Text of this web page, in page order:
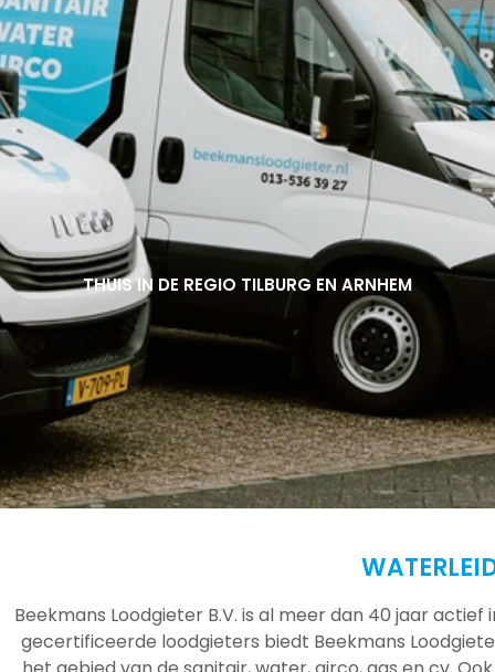
THUIS IN DE REGIO TILBURG EN ARNHEM
THUIS IN DE REGIO TILBURG EN ARNHEM
THUIS IN DE REGIO TILBURG EN ARNHEM
Beekmans Loodgieter B.V. is al meer dan 40 jaar
gecertificeerde loodgieters biedt Beekmans